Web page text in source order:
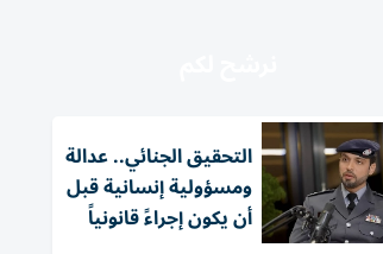
التحقيق الجنائي.. عدالة
ومسؤولية إنسانية قبل
أن يكون إجراءً قانونياً